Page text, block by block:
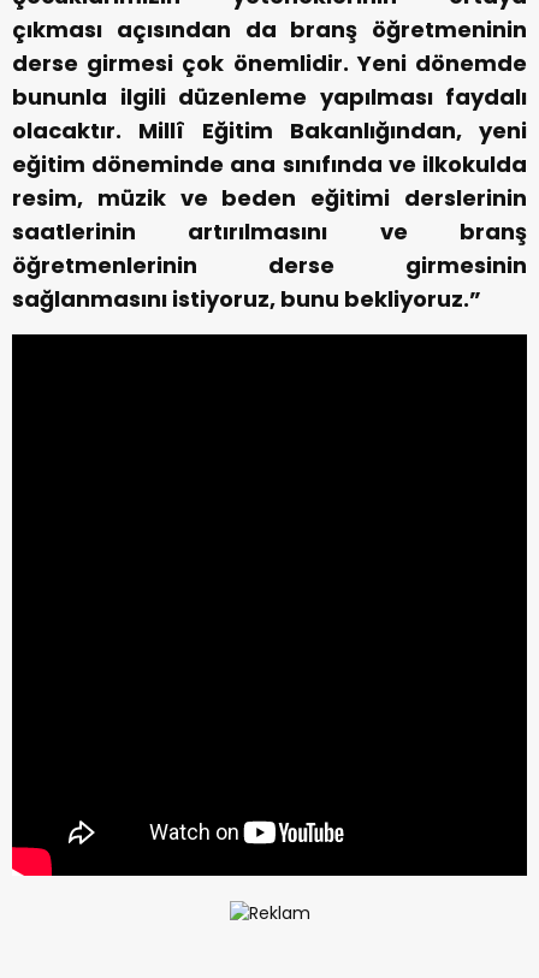
çıkması açısından da branş öğretmeninin
derse girmesi çok önemlidir. Yeni dönemde
bununla ilgili düzenleme yapılması faydalı
olacaktır. Millî Eğitim Bakanlığından, yeni
eğitim döneminde ana sınıfında ve ilkokulda
resim, müzik ve beden eğitimi derslerinin
saatlerinin artırılmasını ve branş
öğretmenlerinin derse girmesinin
sağlanmasını istiyoruz, bunu bekliyoruz.”